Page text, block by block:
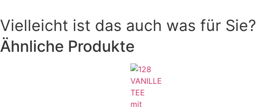
Vielleicht ist das auch was für Sie?
Ähnliche Produkte